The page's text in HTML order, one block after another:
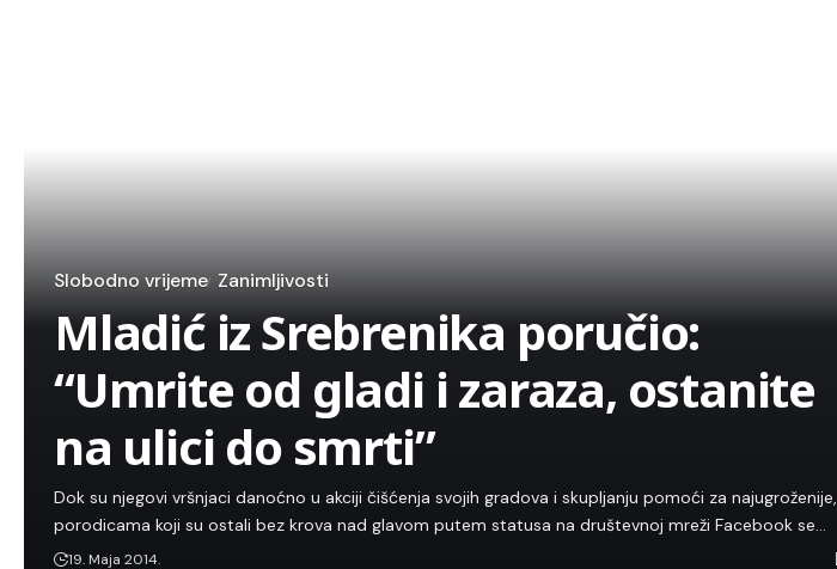
Slobodno vrijeme Zanimljivosti
Mladić iz Srebrenika poručio:
“Umrite od gladi i zaraza, ostanite
na ulici do smrti”
Dok su njegovi vršnjaci danoćno u akciji čišćenja svojih gradova i skupljanju pomoći za najugroženije,
porodicama koji su ostali bez krova nad glavom putem statusa na društevnoj mreži Facebook se…
19. Maja 2014.